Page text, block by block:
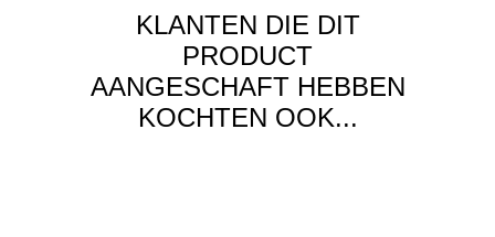
KLANTEN DIE DIT
PRODUCT
AANGESCHAFT HEBBEN
KOCHTEN OOK...